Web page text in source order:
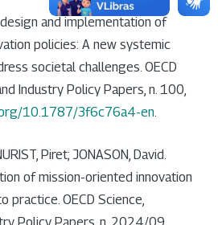
design and implementation of
policies: A new systemic
societal challenges. OECD
Industry Policy Papers, n. 100,
10.1787/3f6c76a4-en
Piret; JONASON, David.
of mission-oriented innovation
practice. OECD Science,